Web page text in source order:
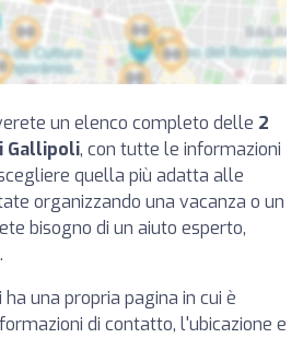
un elenco completo delle 2
Gallipoli, con tutte le informazioni
quella più adatta alle
organizzando una vacanza o un
bisogno di un aiuto esperto,
una propria pagina in cui è
di contatto, l'ubicazione e